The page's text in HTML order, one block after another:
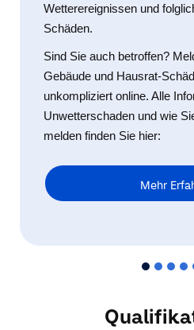
Wetterereignissen und
Schäden.
Sind Sie auch betroffen?
Gebäude und Hausrat-
unkompliziert online. Alle
Unwetterschaden und wie
melden finden Sie hier:
Mehr